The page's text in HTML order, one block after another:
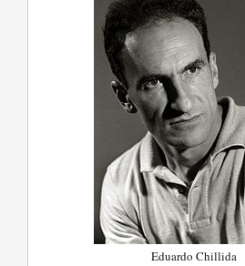
Eduardo Chillida